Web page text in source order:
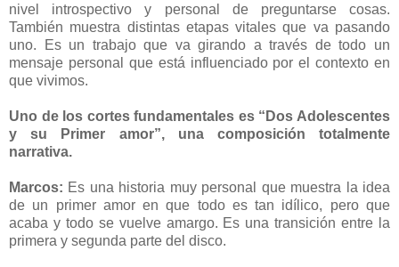
nivel introspectivo y personal de preguntarse cosas.
También muestra distintas etapas vitales que va pasando
uno. Es un trabajo que va girando a través de todo un
mensaje personal que está influenciado por el contexto en
que vivimos.
Uno de los cortes fundamentales es “Dos Adolescentes
y su Primer amor”, una composición totalmente
narrativa.
Marcos: Es una historia muy personal que muestra la idea
de un primer amor en que todo es tan idílico, pero que
acaba y todo se vuelve amargo. Es una transición entre la
primera y segunda parte del disco.